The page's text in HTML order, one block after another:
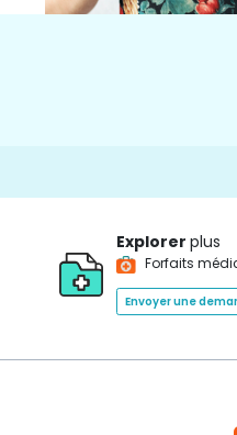
Explorer plus
Forfaits
Envoyer une